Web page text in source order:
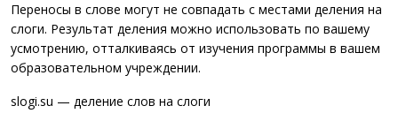
Переносы в слове могут не совпадать с местами деления на
слоги. Результат деления можно использовать по вашему
усмотрению, отталкиваясь от изучения программы в вашем
образовательном учреждении.
slogi.su — деление слов на слоги